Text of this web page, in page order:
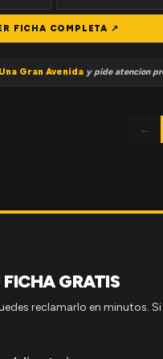
FICHA COMPLETA ↗
Una Gran Avenida y pide atencion
←
GRATIS
reclamarlo en minutos.